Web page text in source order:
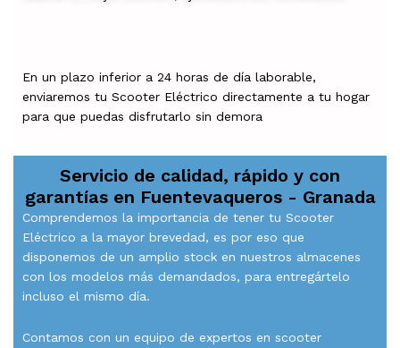
En un plazo inferior a 24 horas de día laborable,
enviaremos tu Scooter Eléctrico directamente a tu hogar
para que puedas disfrutarlo sin demora
Servicio de calidad, rápido y con
garantías en Fuentevaqueros - Granada
Comprendemos la importancia de tener tu Scooter
Eléctrico a la mayor brevedad, es por eso que
disponemos de un amplio stock en nuestros almacenes
con los modelos más demandados, para entregártelo
incluso el mismo día.
Contamos con un equipo de expertos en scooter